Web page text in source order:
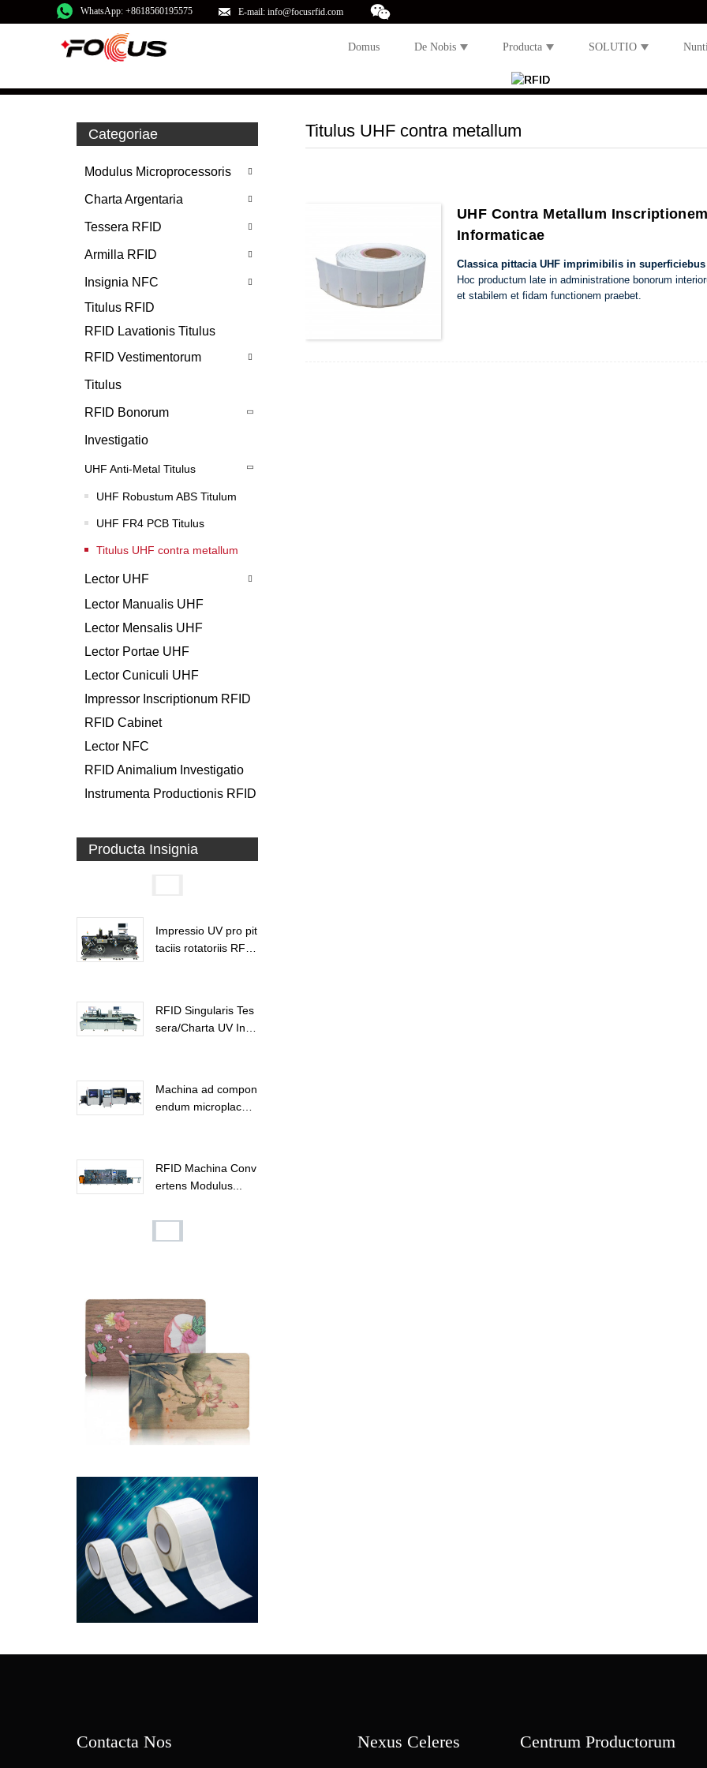
WhatsApp: +8618560195575 E-mail: info@focusrfid.com
Domus De Nobis Producta SOLUTIO
Categoriae
Modulus Microprocessoris
Charta Argentaria
Tessera RFID
Armilla RFID
Insignia NFC
Titulus RFID
RFID Lavationis Titulus
RFID Vestimentorum
Titulus
RFID Bonorum
Investigatio
UHF Anti-Metal Titulus
UHF Robustum ABS Titulum
UHF FR4 PCB Titulus
Titulus UHF contra metallum
Lector UHF
Lector Manualis UHF
Lector Mensalis UHF
Lector Portae UHF
Lector Cuniculi UHF
Impressor Inscriptionum RFID
RFID Cabinet
Lector NFC
RFID Animalium Investigatio
Instrumenta Productionis RFID
Producta Insignia
Impressio UV pro pit
taciis rotatoriis RFI
RFID Singularis Tes
sera/Charta UV Insc
Machina ad compon
endum microplacula
RFID Machina Conv
ertens Modulus...
Titulus UHF contra metallum
UHF Contra Metallum
Informaticae
Classica pittacia UHF imprimibilis in
Hoc productum late in administratione bonorum
et stabilem et fidam functionem praebet.
Contacta Nos Nexus Celeres Centrum Productorum